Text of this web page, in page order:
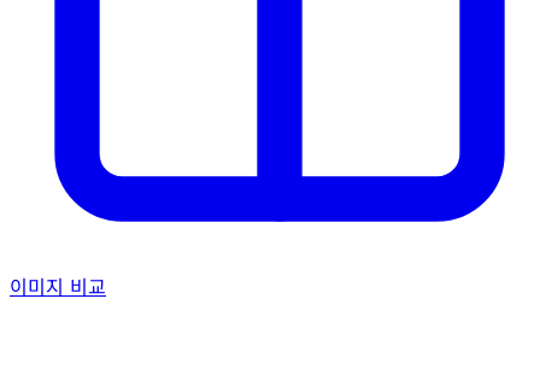
이미지 비교